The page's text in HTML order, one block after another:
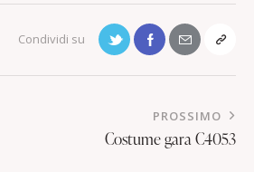
PROSSIMO
Costume gara C4053